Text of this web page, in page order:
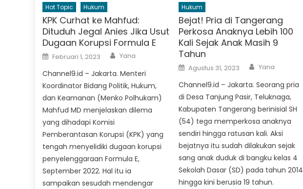
Hot Topic Hukum
KPK Curhat ke Mahfud:
Dituduh Jegal Anies Jika Usut
Dugaan Korupsi Formula E
Posted
on
Februari 1, 2023 Author
Yana
Channel9.id – Jakarta. Menteri
Koordinator Bidang Politik, Hukum,
dan Keamanan (Menko Polhukam)
Mahfud MD menjelaskan dilema
yang dihadapi Komisi
Pemberantasan Korupsi (KPK) yang
tengah menyelidiki dugaan korupsi
penyelenggaraan Formula E,
September 2022. Hal itu ia
sampaikan sesudah mendengar
Hukum
Bejat! Pria di Tangerang
Perkosa Anaknya Lebih 100
Kali Sejak Anak Masih 9
Tahun
Posted
on
Agustus 31, 2023 Author
Yana
Channel9.id – Jakarta. Seorang pria
di Desa Tanjung Pasir, Teluknaga,
Kabupaten Tangerang berinisial SH
(54) tega memperkosa anaknya
sendiri hingga ratusan kali. Aksi
bejatnya itu sudah dilakukan sejak
sang anak duduk di bangku kelas 4
Sekolah Dasar (SD) pada tahun 2014
hingga kini berusia 19 tahun.